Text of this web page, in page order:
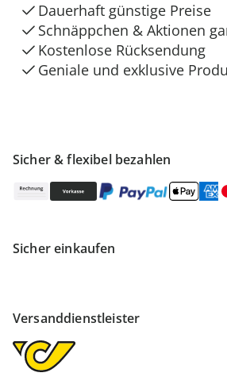
Sicher & flexibel bezahlen
Sicher einkaufen
Versanddienstleister
Dauerhaft günstige Preise
Schnäppchen & Aktionen
Kostenlose Rücksendung
Geniale und exklusive